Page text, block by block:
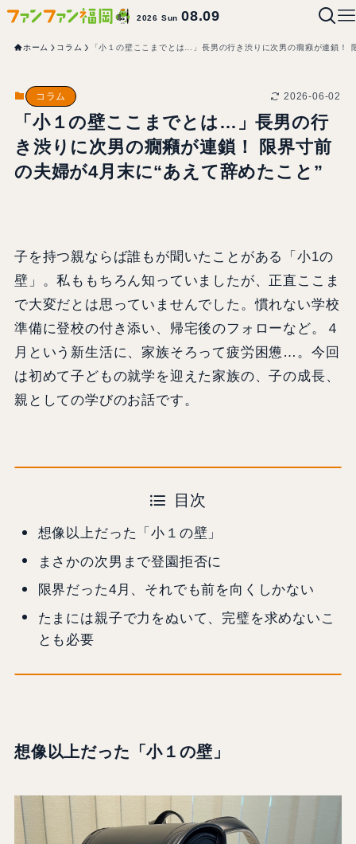
2026 Sun08.09
ホーム コラム 「小１の壁ここまでとは…」長男の行き渋りに次男の癇癪が連鎖！
コラム 2026-06-02
「小１の壁ここまでとは…」長男の行
き渋りに次男の癇癪が連鎖！ 限界寸前
の夫婦が4月末に“あえて辞めたこと”
子を持つ親ならば誰もが聞いたことがある「小1の
壁」。私ももちろん知っていましたが、正直ここま
で大変だとは思っていませんでした。慣れない学校
準備に登校の付き添い、帰宅後のフォローなど。４
月という新生活に、家族そろって疲労困憊…。今回
は初めて子どもの就学を迎えた家族の、子の成長、
親としての学びのお話です。
目次
想像以上だった「小１の壁」
まさかの次男まで登園拒否に
限界だった4月、それでも前を向くしかない
たまには親子で力をぬいて、完璧を求めないこ
とも必要
想像以上だった「小１の壁」